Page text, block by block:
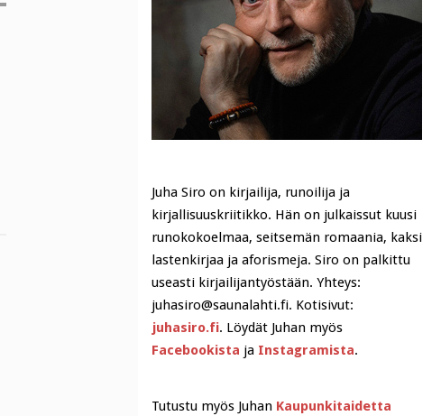
Juha Siro on kirjailija, runoilija ja
kirjallisuuskriitikko. Hän on julkaissut kuusi
runokokoelmaa, seitsemän romaania, kaksi
lastenkirjaa ja aforismeja. Siro on palkittu
useasti kirjailijantyöstään. Yhteys:
juhasiro@saunalahti.fi. Kotisivut:
juhasiro.fi. Löydät Juhan myös
Facebookista ja Instagramista.
Tutustu myös Juhan Kaupunkitaidetta